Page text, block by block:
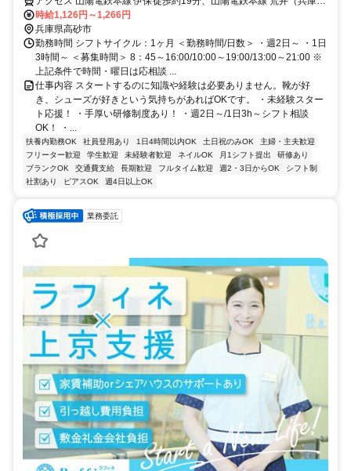
県）徒歩約20分、ＪＲ山陽本線 宝殿南口徒歩約24分 「伊保」駅より
徒歩22分
時給1,126円～1,266円
兵庫県高砂市
勤務時間 シフトサイクル：1ヶ月 ＜勤務時間/日数＞ ・週2日～ ・1日
3時間～ ＜募集時間＞ 8：45～16:00/10:00～19:00/13:00～21:00 ※
上記条件で時間・曜日は応相談 ...
仕事内容 スタートするのに知識や経験は必要ありません。靴が好
き、シューズが好きという気持ちがあればOKです。 ・未経験スター
ト応援！ ・手厚い研修制度あり！ ・週2日～/1日3h～シフト相談
OK！ ・...
扶養内勤務OK 社員登用あり 1日4時間以内OK 土日祝のみOK
主婦・主夫歓迎
フリーター歓迎
学生歓迎 未経験者歓迎 ネイルOK 月1シフト提出
研修あり
ブランクOK
交通費支給 長期歓迎 フルタイム歓迎 週2・3日からOK
シフト制
社割あり
ピアスOK 週4日以上OK
業務委託